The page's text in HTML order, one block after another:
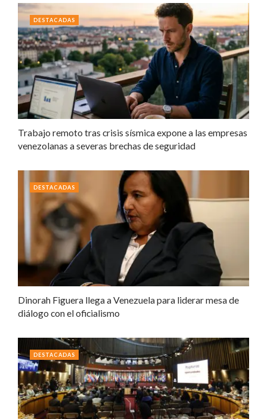
Trabajo remoto tras crisis sísmica expone a las empresas
venezolanas a severas brechas de seguridad
DESTACADAS
Dinorah Figuera llega a Venezuela para liderar mesa de
diálogo con el oficialismo
DESTACADAS
DESTACADAS